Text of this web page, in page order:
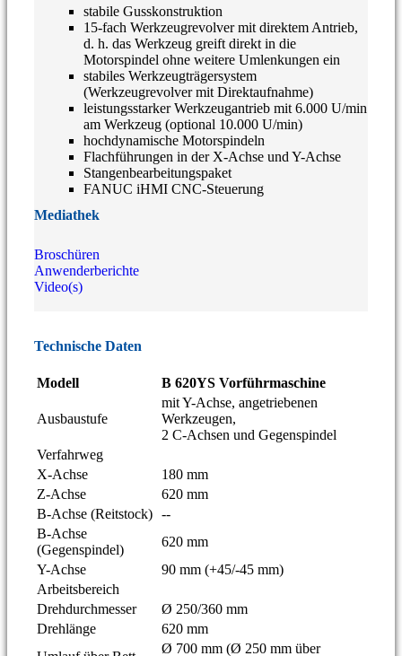
stabile Gusskonstruktion
15-fach Werkzeugrevolver mit direktem Antrieb,
d. h. das Werkzeug greift direkt in die
Motorspindel ohne weitere Umlenkungen ein
stabiles Werkzeugträgersystem
(Werkzeugrevolver mit Direktaufnahme)
leistungsstarker Werkzeugantrieb mit 6.000 U/min
am Werkzeug (optional 10.000 U/min)
hochdynamische Motorspindeln
Flachführungen in der X-Achse und Y-Achse
Stangenbearbeitungspaket
FANUC iHMI CNC-Steuerung
Mediathek
Broschüren
Anwenderberichte
Video(s)
Technische Daten
Modell B 620YS Vorführmaschine
Ausbaustufe
mit Y-Achse, angetriebenen
Werkzeugen,
2 C-Achsen und Gegenspindel
Verfahrweg
X-Achse
180 mm
Z-Achse
620 mm
B-Achse (Reitstock) --
B-Achse
(Gegenspindel)
620 mm
Y-Achse
90 mm (+45/-45 mm)
Arbeitsbereich
Drehdurchmesser
Ø 250/360 mm
Drehlänge
620 mm
Ø 700 mm (Ø 250 mm über